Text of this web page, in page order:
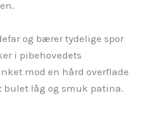
og bærer tydelige spor
i pibehovedets
mod en hård overflade
bulet låg og smuk patina.